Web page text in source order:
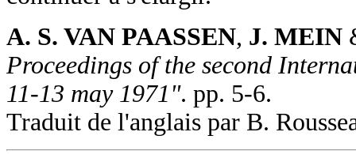
A. S. VAN PAASSEN, J. MEIN
Proceedings of the second
11-13 may 1971". pp. 5-6.
Traduit de l'anglais par B.